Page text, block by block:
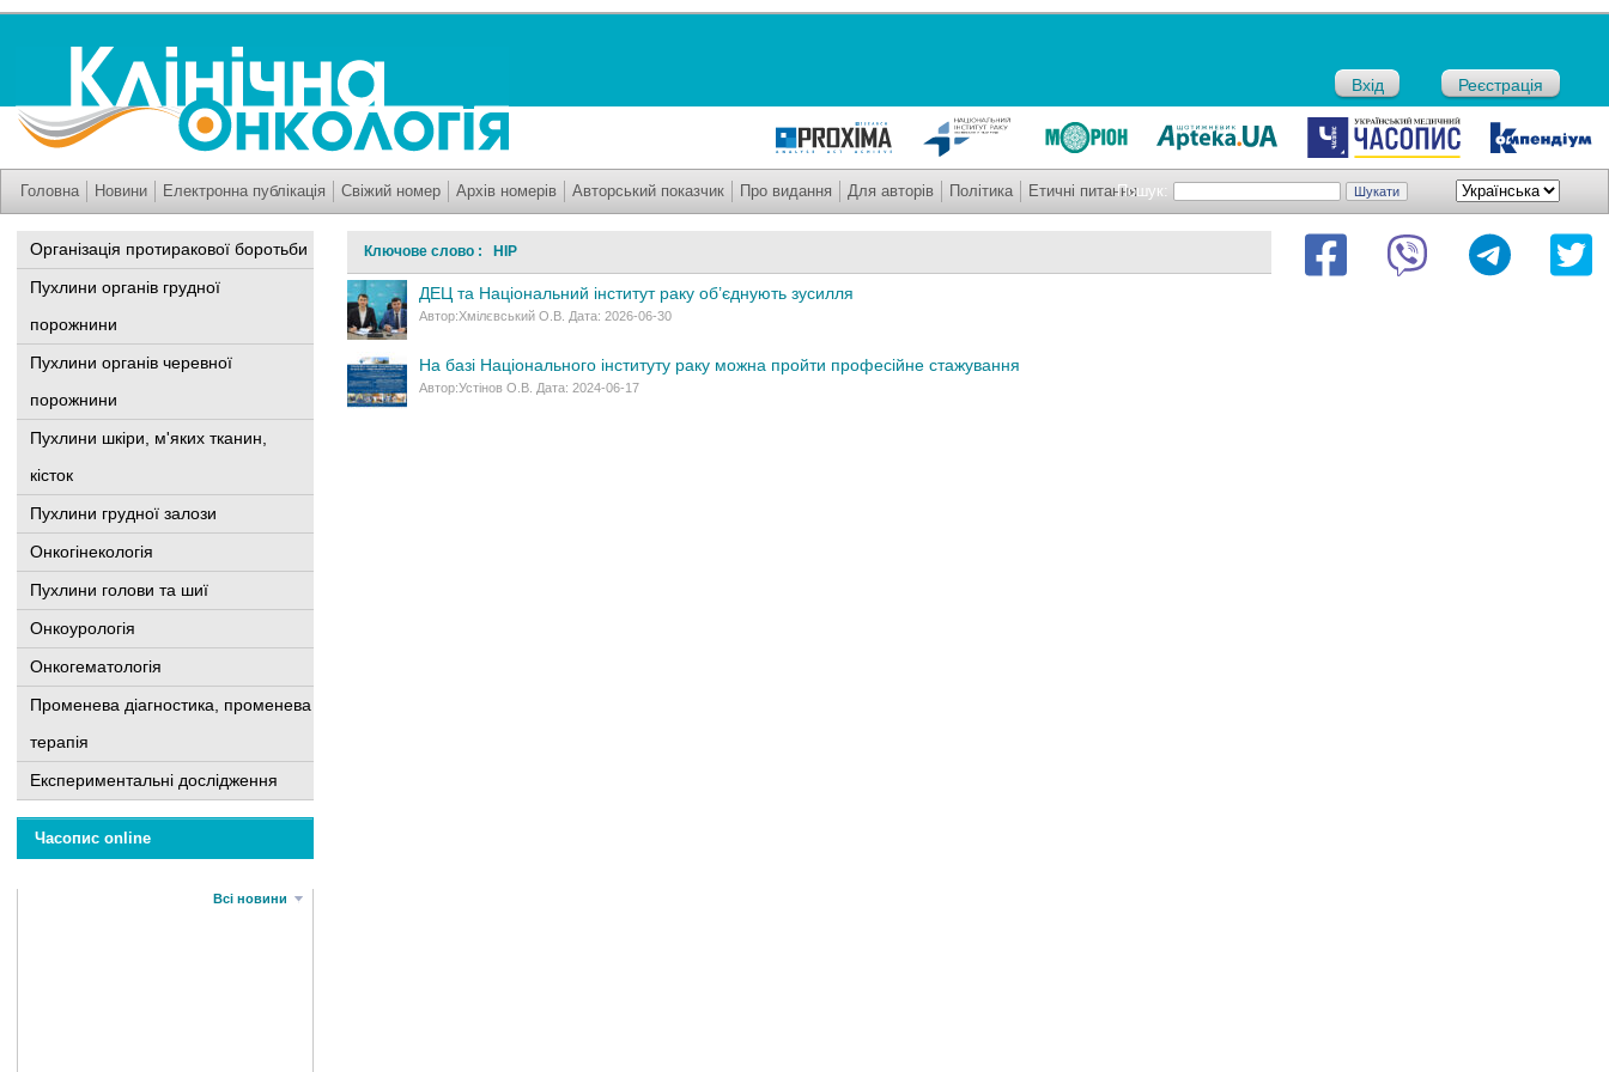
Вхід Реєстрація
Пошук:
Головна Новини Електронна публікація Свіжий номер Архів номерів Авторський показчик Про видання Для авторів Політика Етичні питання
Організація протиракової боротьби
Пухлини органів грудної
порожнини
Пухлини органів черевної
порожнини
Пухлини шкіри, м'яких тканин,
кісток
Пухлини грудної залози
Онкогінекологія
Пухлини голови та шиї
Онкоурологія
Онкогематологія
Променева діагностика, променева
терапія
Експериментальні дослідження
Часопис online
Всі новини
Ключове слово : НІР
ДЕЦ та Національний інститут раку об’єднують зусилля
Автор:Хмілєвський О.В. Дата: 2026-06-30
На базі Національного інституту раку можна пройти професійне стажування
Автор:Устінов О.В. Дата: 2024-06-17